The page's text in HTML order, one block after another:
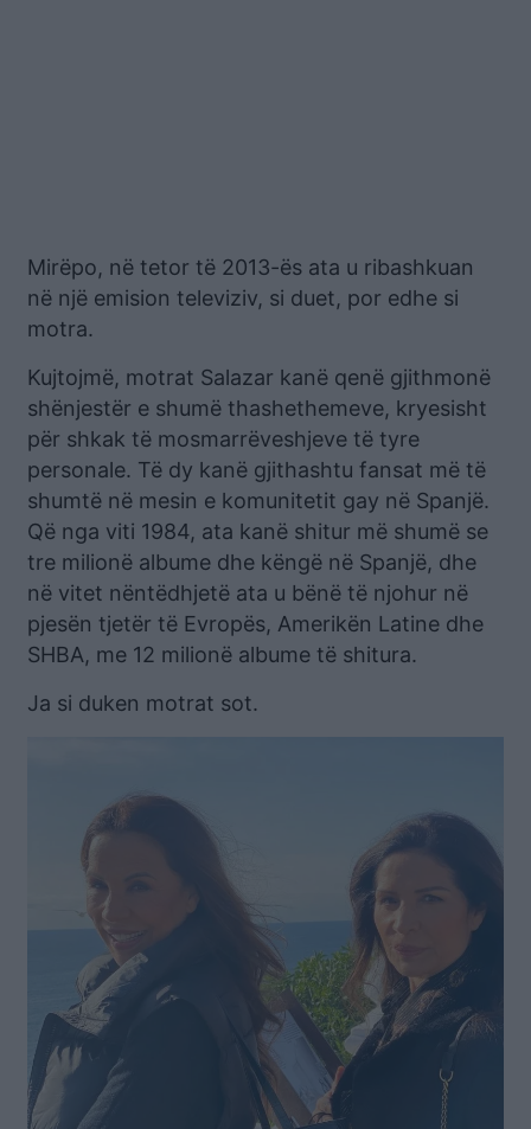
Mirëpo, në tetor të 2013-ës ata u ribashkuan
në një emision televiziv, si duet, por edhe si
motra.
Kujtojmë, motrat Salazar kanë qenë gjithmonë
shënjestër e shumë thashethemeve, kryesisht
për shkak të mosmarrëveshjeve të tyre
personale. Të dy kanë gjithashtu fansat më të
shumtë në mesin e komunitetit gay në Spanjë.
Që nga viti 1984, ata kanë shitur më shumë se
tre milionë albume dhe këngë në Spanjë, dhe
në vitet nëntëdhjetë ata u bënë të njohur në
pjesën tjetër të Evropës, Amerikën Latine dhe
SHBA, me 12 milionë albume të shitura.
Ja si duken motrat sot.